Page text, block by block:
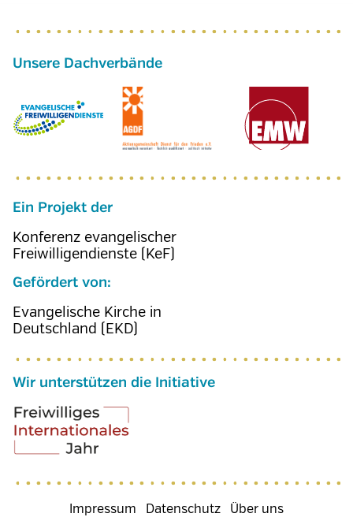
Ein Projekt der
Konferenz evangelischer
Freiwilligendienste (KeF)
Gefördert von:
Evangelische Kirche in
Deutschland (EKD)
Wir unterstützen die Initiative
Impressum Datenschutz Über uns